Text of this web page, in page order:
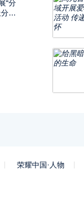
“分
类
荣耀中国·人物